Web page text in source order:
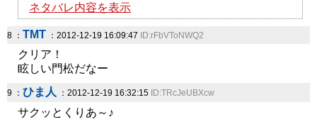
ネタバレ内容を表示
8 ： TMT ：2012-12-19 16:09:47 ID:rFbVToNWQ2
クリア！
眩しい門松だなー
9 ： ひま人 ：2012-12-19 16:32:15 ID:TRcJeUBXcw
サクッとくりあ～♪